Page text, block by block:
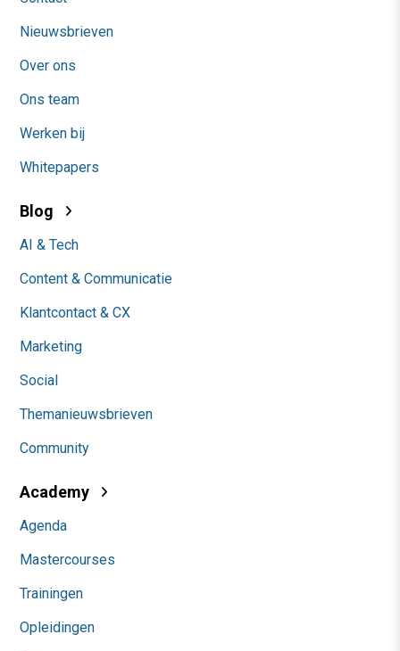
Nieuwsbrieven
Over ons
Ons team
Werken bij
Whitepapers
Blog
AI & Tech
Content & Communicatie
Klantcontact & CX
Marketing
Social
Themanieuwsbrieven
Community
Academy
Agenda
Mastercourses
Trainingen
Opleidingen